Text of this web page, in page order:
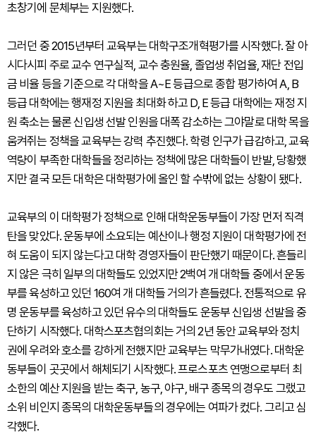
초창기에 문체부는 지원했다.
그러던 중 2015년부터 교육부는 대학구조개혁평가를 시작했다. 잘 아
시다시피 주로 교수 연구실적, 교수 충원율, 졸업생 취업율, 재단 전입
금 비율 등을 기준으로 각 대학을 A~E 등급으로 종합 평가하여 A, B
등급 대학에는 행재정 지원을 최대화 하고 D, E 등급 대학에는 재정 지
원 축소는 물론 신입생 선발 인원을 대폭 감소하는 그야말로 대학 목을
움켜쥐는 정책을 교육부는 강력 추진했다. 학령 인구가 급감하고, 교육
역량이 부족한 대학들을 정리하는 정책에 많은 대학들이 반발, 당황했
지만 결국 모든 대학은 대학평가에 올인 할 수밖에 없는 상황이 됐다.
교육부의 이 대학평가 정책으로 인해 대학운동부들이 가장 먼저 직격
탄을 맞았다. 운동부에 소요되는 예산이나 행정 지원이 대학평가에 전
혀 도움이 되지 않는다고 대학 경영자들이 판단했기 때문이다. 흔들리
지 않은 극히 일부의 대학들도 있었지만 2백여 개 대학들 중에서 운동
부를 육성하고 있던 160여 개 대학들 거의가 흔들렸다. 전통적으로 유
명 운동부를 육성하고 있던 유수의 대학들도 운동부 신입생 선발을 중
단하기 시작했다. 대학스포츠협의회는 거의 2년 동안 교육부와 정치
권에 우려와 호소를 강하게 전했지만 교육부는 막무가내였다. 대학운
동부들이 곳곳에서 해체되기 시작했다. 프로스포츠 연맹으로부터 최
소한의 예산 지원을 받는 축구, 농구, 야구, 배구 종목의 경우도 그랬고
소위 비인지 종목의 대학운동부들의 경우에는 여파가 컸다. 그리고 심
각했다.